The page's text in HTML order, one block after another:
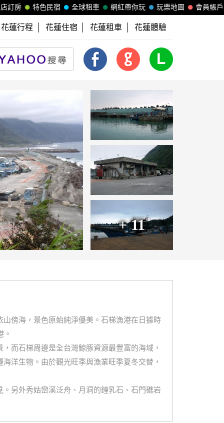
會員帳戶
玩樂地圖
網紅帶你玩
全球租車
特色民宿
訂房
花蓮行程 花蓮住宿 花蓮租車 花蓮體驗
+ 11
傍海，景色原始純淨優美。石梯漁港在日據時
。
而石梯周邊是全台灣鯨豚資源最豐富的海域，
洋生物。由於觀光旺季與漁業旺季夏冬交替，
另外秀姑巒溪泛舟、月洞的鐘乳石、石門礁岩